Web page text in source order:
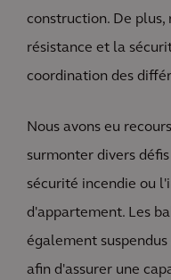
construction. De plus,
résistance et la
coordination des
Nous avons eu
surmonter divers
sécurité incendie ou
d'appartement. Les
également
afin d'assurer une